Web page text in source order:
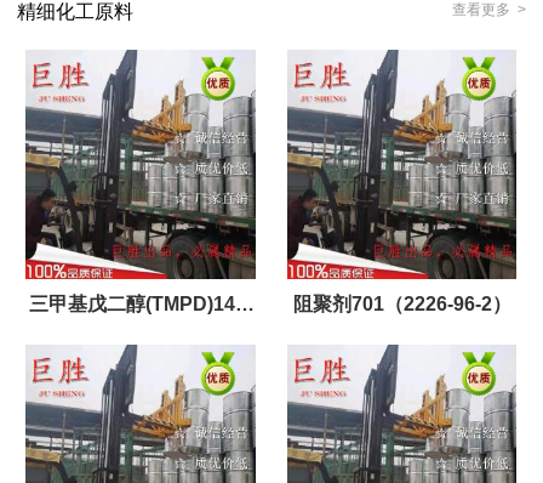
精细化工原料 查看更多 >
三甲基戊二醇(TMPD)144-
19-4
阻聚剂701（2226-96-2）